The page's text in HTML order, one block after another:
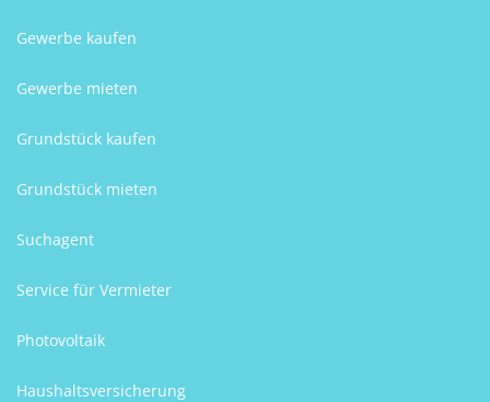
Gewerbe kaufen
Gewerbe mieten
Grundstück kaufen
Grundstück mieten
Suchagent
Service für Vermieter
Photovoltaik
Haushaltsversicherung